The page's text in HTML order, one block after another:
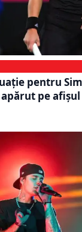
pentru
apărut pe